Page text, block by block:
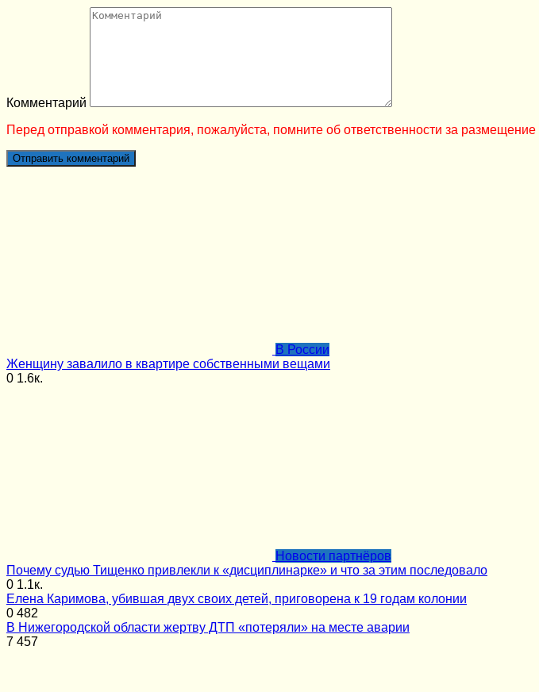
Комментарий
Перед отправкой комментария, пожалуйста, помните об ответственности за размещение
В России
Женщину завалило в квартире собственными вещами
0 1.6к.
Новости партнёров
Почему судью Тищенко привлекли к «дисциплинарке» и что за этим последовало
0 1.1к.
Елена Каримова, убившая двух своих детей, приговорена к 19 годам колонии
0 482
В Нижегородской области жертву ДТП «потеряли» на месте аварии
7 457